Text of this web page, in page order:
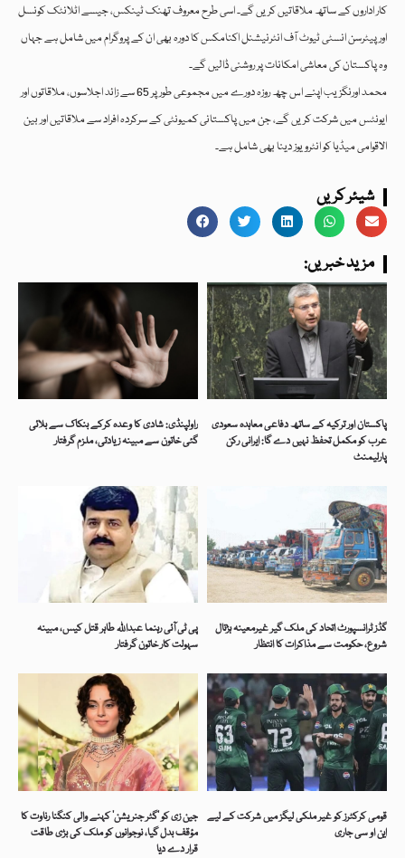
کار اداروں کے ساتھ ملاقاتیں کریں گے۔ اسی طرح معروف تھنک ٹینکس، جیسے اٹلانٹک کونسل
اور پیٹرسن انسٹی ٹیوٹ آف انٹرنیشنل اکنامکس کا دورہ بھی ان کے پروگرام میں شامل ہے جہاں
وہ پاکستان کی معاشی امکانات پر روشنی ڈالیں گے۔
محمد اورنگزیب اپنے اس چھ روزہ دورے میں مجموعی طور پر 65 سے زائد اجلاسوں، ملاقاتوں اور
ایونٹس میں شرکت کریں گے، جن میں پاکستانی کمیونٹی کے سرکردہ افراد سے ملاقاتیں اور بین
الاقوامی میڈیا کو انٹرویوز دینا بھی شامل ہے۔
شیئر کریں
:مزید خبریں
راولپنڈی: شادی کا وعدہ کرکے بنکاک سے بلائی
گئی خاتون سے مبینہ زیادتی، ملزم گرفتار
پاکستان اور ترکیہ کے ساتھ دفاعی معاہدہ سعودی
عرب کو مکمل تحفظ نہیں دے گا: ایرانی رکن
پارلیمنٹ
پی ٹی آئی رہنما عبداللہ طاہر قتل کیس، مبینہ
سہولت کار خاتون گرفتار
گڈز ٹرانسپورٹ اتحاد کی ملک گیر غیرمعینہ ہڑتال
شروع، حکومت سے مذاکرات کا انتظار
جین زی کو ’گٹر جنریشن‘ کہنے والی کنگنا رناوت کا
مؤقف بدل گیا، نوجوانوں کو ملک کی بڑی طاقت
قرار دے دیا
قومی کرکٹرز کو غیر ملکی لیگز میں شرکت کے لیے
این او سی جاری